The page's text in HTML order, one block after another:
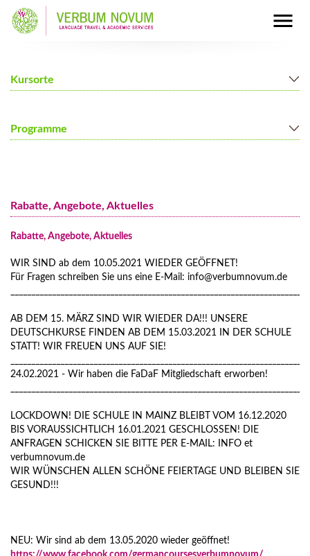
Kursorte
Mainz
Programme
Familienprogramme
Gruppenfahrten nach Deutschland
Zusätzliche Programme und Kurse
Rabatte, Angebote, Aktuelles
Rabatte, Angebote, Aktuelles
WIR SIND ab dem 10.05.2021 WIEDER GEÖFFNET!
Für Fragen schreiben Sie uns eine E-Mail: info@verbumnovum.de
AB DEM 15. MÄRZ SIND WIR WIEDER DA!!! UNSERE
DEUTSCHKURSE FINDEN AB DEM 15.03.2021 IN DER SCHULE
STATT! WIR FREUEN UNS AUF SIE!
24.02.2021 - Wir haben die FaDaF Mitgliedschaft erworben!
LOCKDOWN! DIE SCHULE IN MAINZ BLEIBT VOM 16.12.2020
BIS VORAUSSICHTLICH 16.01.2021 GESCHLOSSEN! DIE
ANFRAGEN SCHICKEN SIE BITTE PER E-MAIL: INFO et
verbumnovum.de
WIR WÜNSCHEN ALLEN SCHÖNE FEIERTAGE UND BLEIBEN SIE
GESUND!!!
NEU: Wir sind ab dem 13.05.2020 wieder geöffnet!